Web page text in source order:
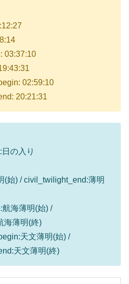
03:37:10
02:59:10
20:21:31
の入り
(始) / civil_twilight_end:薄明
海薄明(始) /
海薄明(終)
天文薄明(始) /
天文薄明(終)